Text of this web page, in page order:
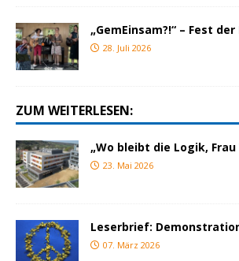
„GemEinsam?!“ – Fest
28. Juli 2026
ZUM WEITERLESEN:
„Wo bleibt die Logik, Frau
23. Mai 2026
Leserbrief:
07. März 2026